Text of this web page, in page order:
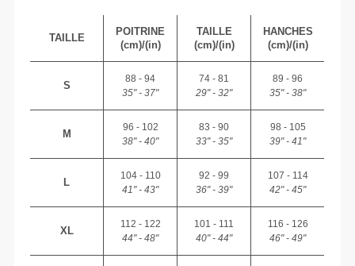
TAILLE
POITRINE
(cm)/(in)
TAILLE
(cm)/(in)
HANCHES
(cm)/(in)
S
88 - 94
35" - 37"
74 - 81
29" - 32"
89 - 96
35" - 38"
M
96 - 102
38" - 40"
83 - 90
33" - 35"
98 - 105
39" - 41"
L
104 - 110
41" - 43"
92 - 99
36" - 39"
107 - 114
42" - 45"
XL
112 - 122
44" - 48"
101 - 111
40" - 44"
116 - 126
46" - 49"